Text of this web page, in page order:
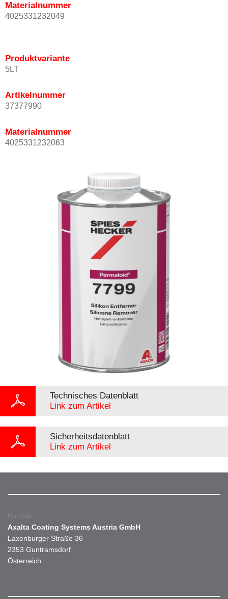
Materialnummer
4025331232049
Produktvariante
5LT
Artikelnummer
37377990
Materialnummer
4025331232063
Technisches Datenblatt
Link zum Artikel
Sicherheitsdatenblatt
Link zum Artikel
Kontakt
Axalta Coating Systems Austria GmbH
Laxenburger Straße 36
2353 Guntramsdorf
Österreich